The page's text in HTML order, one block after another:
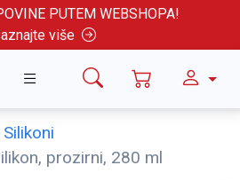
PUTEM WEBSHOPA!
više
Silikoni
prozirni, 280 ml